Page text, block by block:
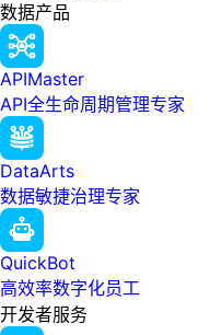
数据产品
APIMaster
API全生命周期管理专家
DataArts
数据敏捷治理专家
QuickBot
高效率数字化员工
开发者服务